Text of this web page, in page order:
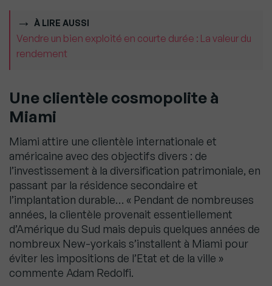
À LIRE AUSSI
Vendre un bien exploité en courte durée : La valeur du
rendement
Une clientèle cosmopolite à
Miami
Miami attire une clientèle internationale et
américaine avec des objectifs divers : de
l’investissement à la diversification patrimoniale, en
passant par la résidence secondaire et
l’implantation durable… « Pendant de nombreuses
années, la clientèle provenait essentiellement
d’Amérique du Sud mais depuis quelques années de
nombreux New-yorkais s’installent à Miami pour
éviter les impositions de l’Etat et de la ville »
commente Adam Redolfi.